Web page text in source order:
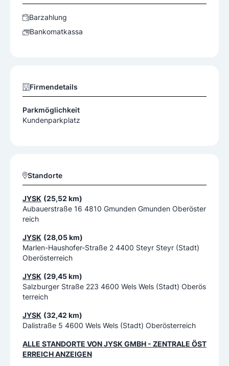
Barzahlung
Bankomatkassa
Firmendetails
Parkmöglichkeit
Kundenparkplatz
Standorte
JYSK (25,52 km)
Aubauerstraße 16 4810 Gmunden Gmunden Oberöster
reich
JYSK (28,05 km)
Marlen-Haushofer-Straße 2 4400 Steyr Steyr (Stadt)
Oberösterreich
JYSK (29,45 km)
Salzburger Straße 223 4600 Wels Wels (Stadt) Oberös
terreich
JYSK (32,42 km)
Dalistraße 5 4600 Wels Wels (Stadt) Oberösterreich
ALLE STANDORTE VONJYSK GMBH - ZENTRALE ÖST
ERREICHANZEIGEN